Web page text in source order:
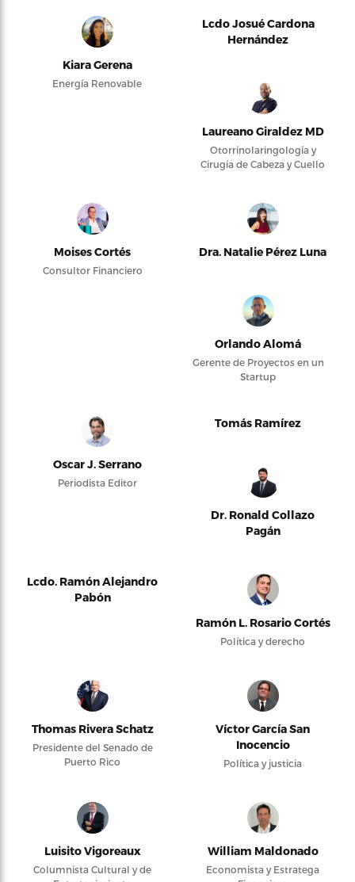
Kiara Gerena
Energía Renovable
Lcdo Josué Cardona
Hernández
Laureano Giraldez MD
Otorrinolaringología y
Cirugía de Cabeza y Cuello
Moises Cortés
Consultor Financiero
Dra. Natalie Pérez Luna
Orlando Alomá
Gerente de Proyectos en un
Startup
Oscar J. Serrano
Periodista Editor
Tomás Ramírez
Dr. Ronald Collazo
Pagán
Lcdo. Ramón Alejandro
Pabón
Ramón L. Rosario Cortés
Política y derecho
Thomas Rivera Schatz
Presidente del Senado de
Puerto Rico
Víctor García San
Inocencio
Política y justicia
Luisito Vigoreaux
Columnista Cultural y de
William Maldonado
Economista y Estratega